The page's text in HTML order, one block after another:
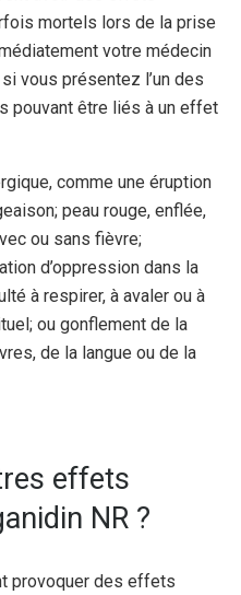
mortels lors de la prise
votre médecin
vous présentez l’un des
pouvant être liés à un effet
comme une éruption
peau rouge, enflée,
ou sans fièvre;
d’oppression dans la
à respirer, à avaler ou à
ou gonflement de la
de la langue ou de la
effets
NR ?
provoquer des effets